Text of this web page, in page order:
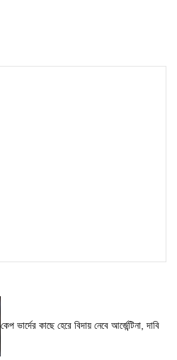
কেপ ভার্দের কাছে হেরে বিদায় নেবে আর্জেন্টিনা, দাবি